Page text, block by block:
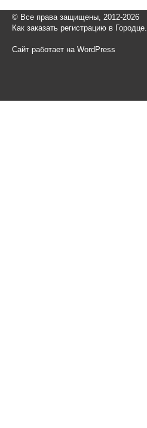
© Все права защищены, 2012-2026
Как заказать регистрацию в Городце.
Сайт работает на WordPress